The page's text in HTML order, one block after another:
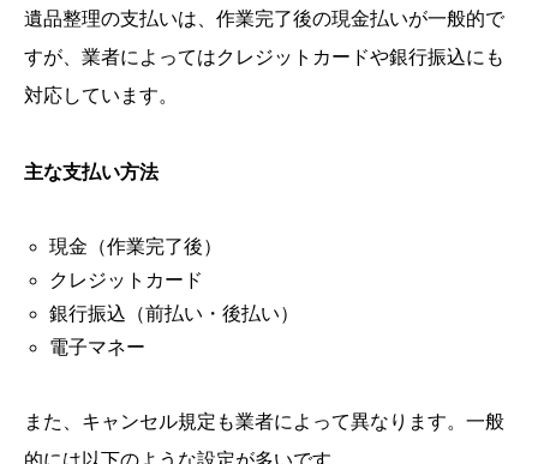
遺品整理の支払いは、作業完了後の現金払いが一般的で
すが、業者によってはクレジットカードや銀行振込にも
対応しています。
主な支払い方法
現金（作業完了後）
クレジットカード
銀行振込（前払い・後払い）
電子マネー
また、キャンセル規定も業者によって異なります。一般